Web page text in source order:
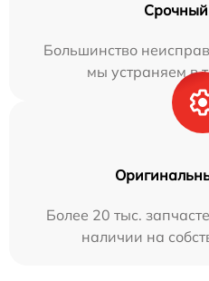
Большинство
мы устраняем в
Более 20 тыс.
наличии на